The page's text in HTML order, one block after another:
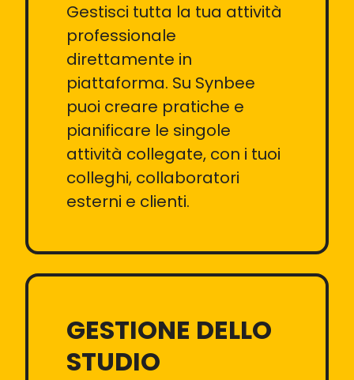
Gestisci tutta la tua attività
professionale
direttamente in
piattaforma. Su Synbee
puoi creare pratiche e
pianificare le singole
attività collegate, con i tuoi
colleghi, collaboratori
esterni e clienti.
GESTIONE DELLO
STUDIO